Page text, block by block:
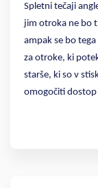
Spletni tečaji
jim otroka ne bo
ampak se bo
za otroke, ki
starše, ki so v
omogočiti dostop